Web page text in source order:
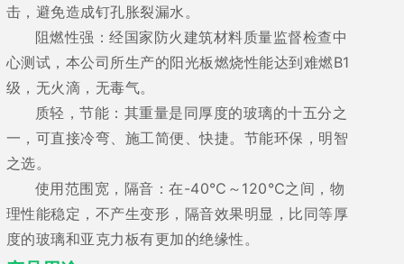
击，避免造成钉孔胀裂漏水。
阻燃性强：经国家防火建筑材料质量监督检查中
心测试，本公司所生产的阳光板燃烧性能达到难燃B1
级，无火滴，无毒气。
质轻，节能：其重量是同厚度的玻璃的十五分之
一，可直接冷弯、施工简便、快捷。节能环保，明智
之选。
使用范围宽，隔音：在-40℃～120℃之间，物
理性能稳定，不产生变形，隔音效果明显，比同等厚
度的玻璃和亚克力板有更加的绝缘性。